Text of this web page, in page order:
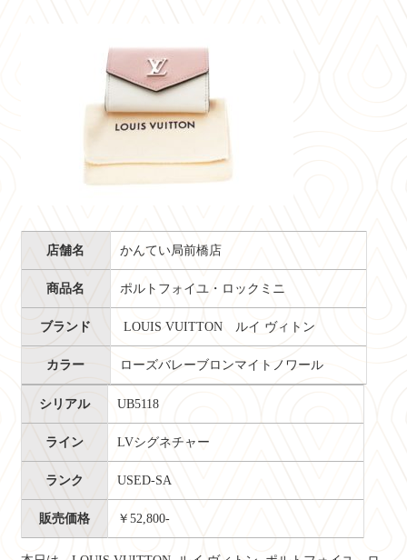
店舗名 かんてい局前橋店
商品名 ポルトフォイユ・ロックミニ
ブランド LOUIS VUITTON ルイ ヴィトン
カラー ローズバレーブロンマイトノワール
シリアル UB5118
ライン LVシグネチャー
ランク USED-SA
販売価格 ￥52,800-